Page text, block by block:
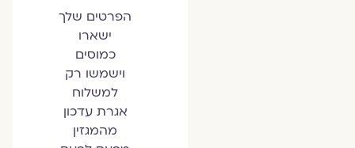
הפרטים שלך
ישארו
כמוסים
וישמשו רק
למשלוח
אגרת עדכון
מהמגזין